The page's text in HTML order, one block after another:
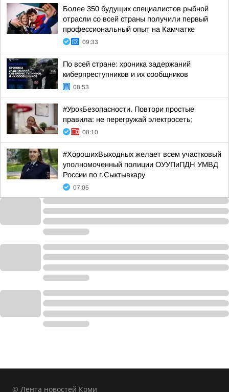
Более 350 будущих специалистов рыбной
отрасли со всей страны получили первый
профессиональный опыт на Камчатке
09:33
По всей стране: хроника задержаний
киберпреступников и их сообщников
08:53
#УрокБезопасности. Повтори простые
правила: не перегружай электросеть;
08:10
#ХорошихВыходных желает всем участковый
уполномоченный полиции ОУУПиПДН УМВД
России по г.Сыктывкару
07:05
© Лента новостей Коми